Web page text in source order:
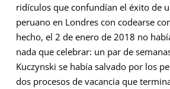
ridículos que confundían el éxito de
peruano en Londres con codearse
hecho, el 2 de enero de 2018 no
nada que celebrar: un par de
Kuczynski se había salvado por los
dos procesos de vacancia que